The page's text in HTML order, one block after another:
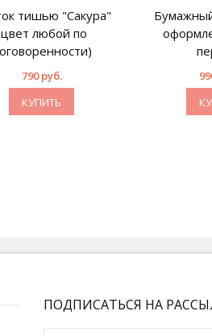
тишью "Сакура"
любой по
790 руб.
КУПИТЬ
ПОДПИСАТЬСЯ НА